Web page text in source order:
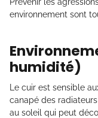
environnement sont
humidité)
Le cuir est sensible
canapé des
au soleil qui peut